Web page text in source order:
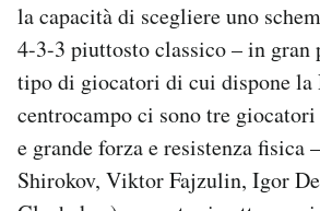
la capacità di scegliere uno
4-3-3 piuttosto classico – in gran
tipo di giocatori di cui dispone la
centrocampo ci sono tre
e grande forza e resistenza fisica
Shirokov, Viktor Fajzulin, Igor